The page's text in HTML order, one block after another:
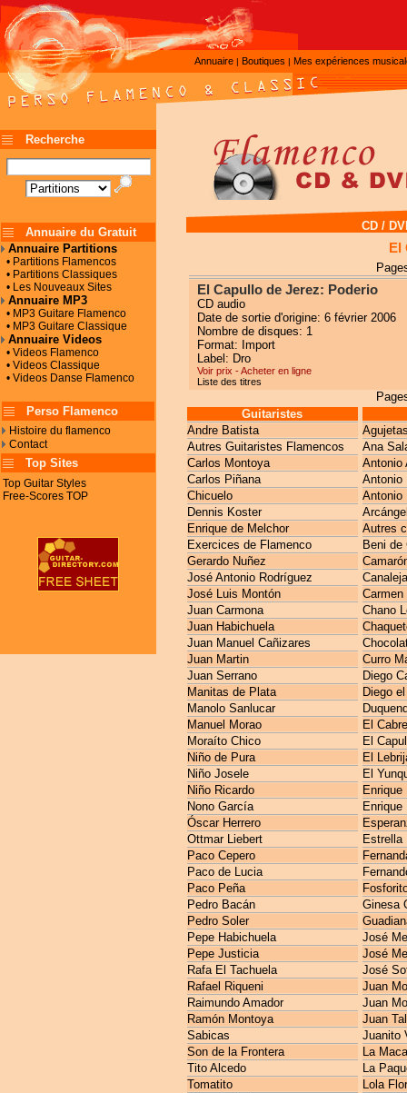
Annuaire | Boutiques | Mes expériences
Recherche
Annuaire du Gratuit
Annuaire Partitions
• Partitions Flamencos
• Partitions Classiques
• Les Nouveaux Sites
Annuaire MP3
• MP3 Guitare Flamenco
• MP3 Guitare Classique
Annuaire Videos
• Videos Flamenco
• Videos Classique
• Videos Danse Flamenco
Perso Flamenco
Histoire du flamenco
Contact
Top Sites
Top Guitar Styles
Free-Scores TOP
CD /
El
El Capullo de Jerez: Poderio
CD audio
Date de sortie d'origine: 6 février 2006
Nombre de disques: 1
Format: Import
Label: Dro
Voir prix - Acheter en ligne
Liste des titres
Guitaristes
Andre Batista
Autres Guitaristes Flamencos
Carlos Montoya
Carlos Piñana
Chicuelo
Dennis Koster
Enrique de Melchor
Exercices de Flamenco
Gerardo Nuñez
José Antonio Rodríguez
José Luis Montón
Juan Carmona
Juan Habichuela
Juan Manuel Cañizares
Juan Martin
Juan Serrano
Manitas de Plata
Manolo Sanlucar
Manuel Morao
Moraíto Chico
Niño de Pura
Niño Josele
Niño Ricardo
Nono García
Óscar Herrero
Ottmar Liebert
Paco Cepero
Paco de Lucia
Paco Peña
Pedro Bacán
Pedro Soler
Pepe Habichuela
Pepe Justicia
Rafa El Tachuela
Rafael Riqueni
Raimundo Amador
Ramón Montoya
Sabicas
Son de la Frontera
Tito Alcedo
Tomatito
Ana
Antonio
Antonio
Antonio
Autres
Beni de
Carmen
Chano
Curro
Diego
Diego
El
El
El
El
Enrique
Estrella
Ginesa
José
José
José
Juan
Juan
Juan
Juanito
La
La
Lola